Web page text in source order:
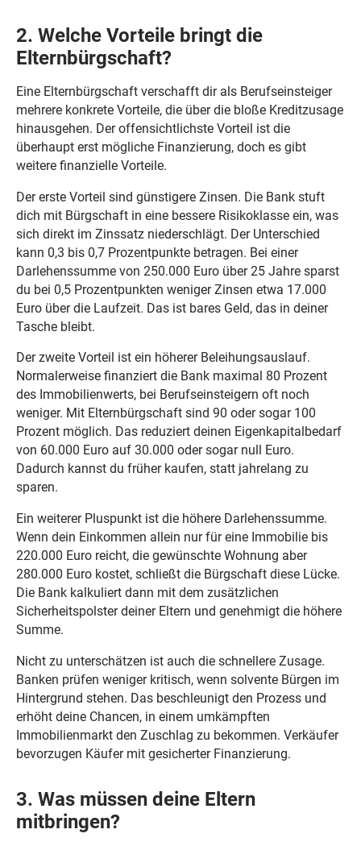
2. Welche Vorteile bringt die
Elternbürgschaft?
Eine Elternbürgschaft verschafft dir als Berufseinsteiger
mehrere konkrete Vorteile, die über die bloße Kreditzusage
hinausgehen. Der offensichtlichste Vorteil ist die
überhaupt erst mögliche Finanzierung, doch es gibt
weitere finanzielle Vorteile.
Der erste Vorteil sind günstigere Zinsen. Die Bank stuft
dich mit Bürgschaft in eine bessere Risikoklasse ein, was
sich direkt im Zinssatz niederschlägt. Der Unterschied
kann 0,3 bis 0,7 Prozentpunkte betragen. Bei einer
Darlehenssumme von 250.000 Euro über 25 Jahre sparst
du bei 0,5 Prozentpunkten weniger Zinsen etwa 17.000
Euro über die Laufzeit. Das ist bares Geld, das in deiner
Tasche bleibt.
Der zweite Vorteil ist ein höherer Beleihungsauslauf.
Normalerweise finanziert die Bank maximal 80 Prozent
des Immobilienwerts, bei Berufseinsteigern oft noch
weniger. Mit Elternbürgschaft sind 90 oder sogar 100
Prozent möglich. Das reduziert deinen Eigenkapitalbedarf
von 60.000 Euro auf 30.000 oder sogar null Euro.
Dadurch kannst du früher kaufen, statt jahrelang zu
sparen.
Ein weiterer Pluspunkt ist die höhere Darlehenssumme.
Wenn dein Einkommen allein nur für eine Immobilie bis
220.000 Euro reicht, die gewünschte Wohnung aber
280.000 Euro kostet, schließt die Bürgschaft diese Lücke.
Die Bank kalkuliert dann mit dem zusätzlichen
Sicherheitspolster deiner Eltern und genehmigt die höhere
Summe.
Nicht zu unterschätzen ist auch die schnellere Zusage.
Banken prüfen weniger kritisch, wenn solvente Bürgen im
Hintergrund stehen. Das beschleunigt den Prozess und
erhöht deine Chancen, in einem umkämpften
Immobilienmarkt den Zuschlag zu bekommen. Verkäufer
bevorzugen Käufer mit gesicherter Finanzierung.
3. Was müssen deine Eltern
mitbringen?